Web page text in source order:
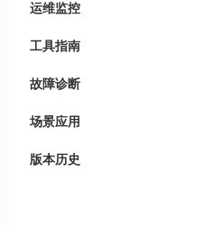
运维监控
工具指南
故障诊断
场景应用
版本历史